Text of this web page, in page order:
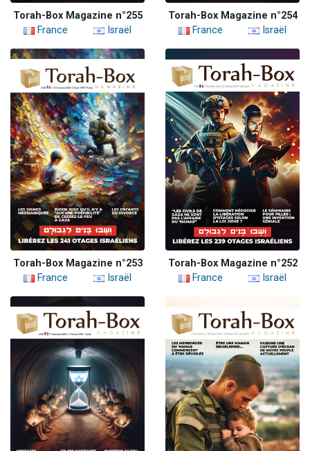
Torah-Box Magazine n°255
France
Israël
Torah-Box Magazine n°254
France
Israël
Torah-Box Magazine n°253
France
Israël
Torah-Box Magazine n°252
France
Israël